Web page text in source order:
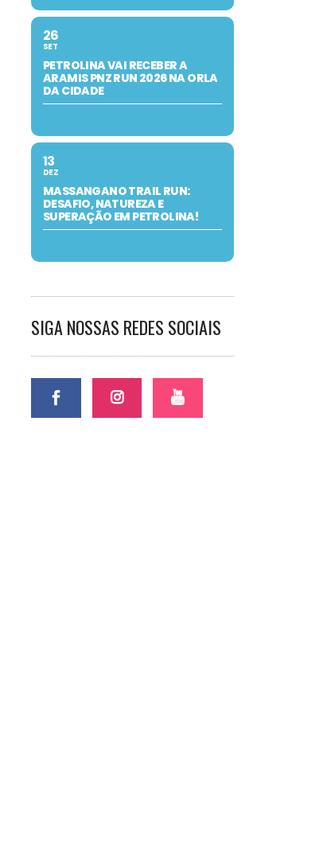
26
SET
PETROLINA VAI RECEBER A
ARAMIS PNZ RUN 2026 NA ORLA
DA CIDADE
13
DEZ
MASSANGANO TRAIL RUN:
DESAFIO, NATUREZA E
SUPERAÇÃO EM PETROLINA!
SIGA NOSSAS REDES SOCIAIS